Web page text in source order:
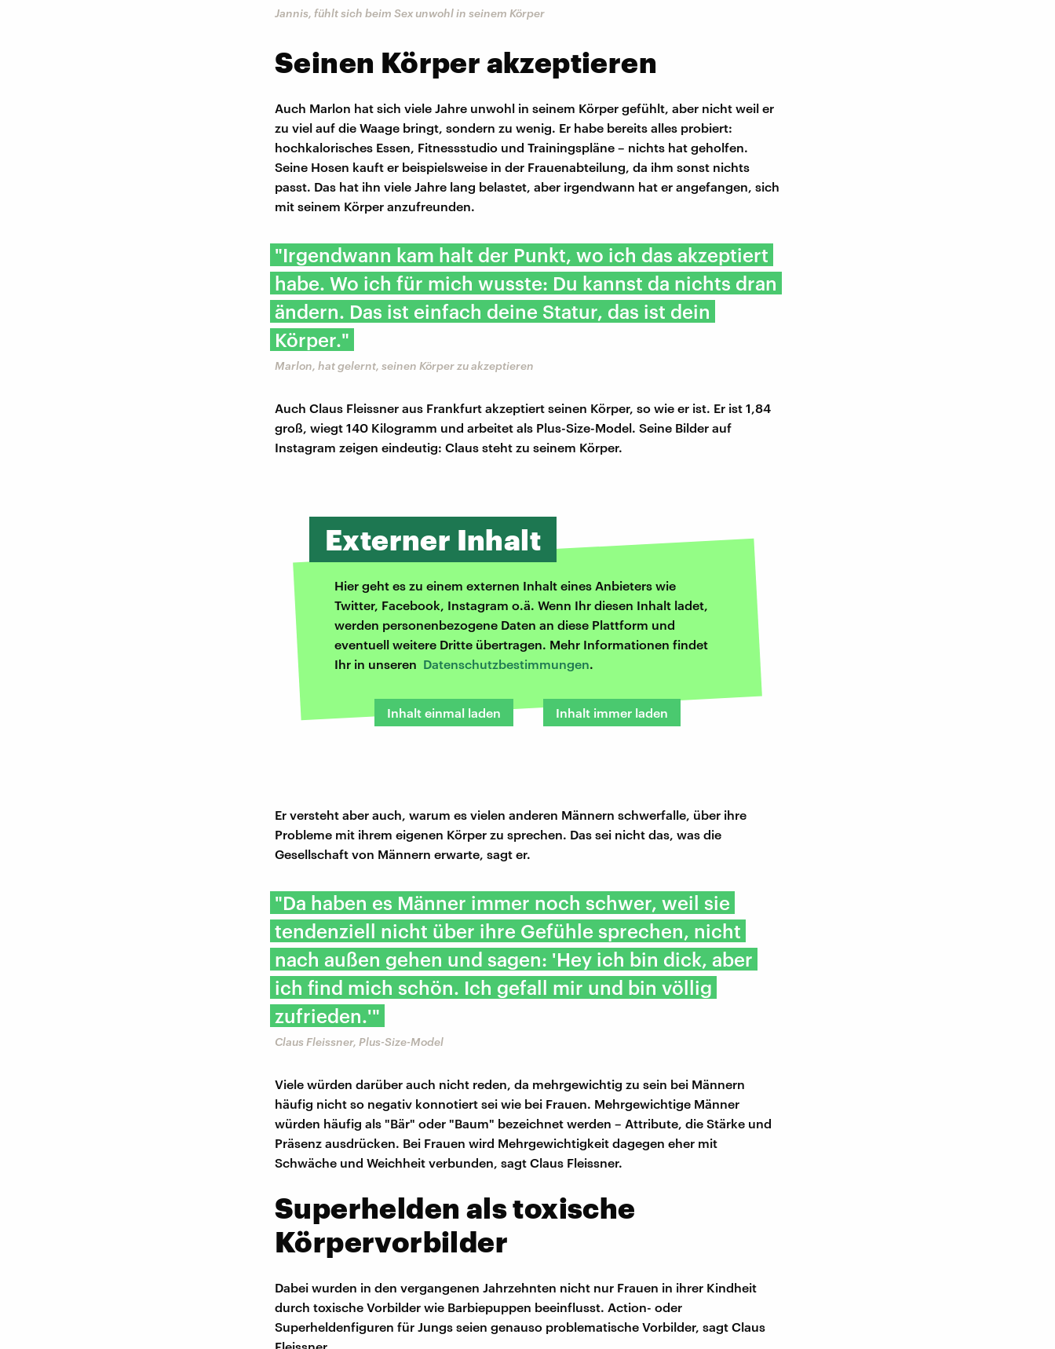
Jannis, fühlt sich beim Sex unwohl in seinem Körper
Seinen Körper akzeptieren
Auch Marlon hat sich viele Jahre unwohl in seinem Körper gefühlt, aber nicht weil er
zu viel auf die Waage bringt, sondern zu wenig. Er habe bereits alles probiert:
hochkalorisches Essen, Fitnessstudio und Trainingspläne – nichts hat geholfen.
Seine Hosen kauft er beispielsweise in der Frauenabteilung, da ihm sonst nichts
passt. Das hat ihn viele Jahre lang belastet, aber irgendwann hat er angefangen, sich
mit seinem Körper anzufreunden.
"Irgendwann kam halt der Punkt, wo ich das akzeptiert
habe. Wo ich für mich wusste: Du kannst da nichts dran
ändern. Das ist einfach deine Statur, das ist dein
Körper."
Marlon, hat gelernt, seinen Körper zu akzeptieren
Auch Claus Fleissner aus Frankfurt akzeptiert seinen Körper, so wie er ist. Er ist 1,84
groß, wiegt 140 Kilogramm und arbeitet als Plus-Size-Model. Seine Bilder auf
Instagram zeigen eindeutig: Claus steht zu seinem Körper.
Externer Inhalt
Hier geht es zu einem externen Inhalt eines Anbieters wie
Twitter, Facebook, Instagram o.ä. Wenn Ihr diesen Inhalt ladet,
werden personenbezogene Daten an diese Plattform und
eventuell weitere Dritte übertragen. Mehr Informationen findet
Ihr in unseren Datenschutzbestimmungen.
Inhalt einmal laden Inhalt immer laden
Er versteht aber auch, warum es vielen anderen Männern schwerfalle, über ihre
Probleme mit ihrem eigenen Körper zu sprechen. Das sei nicht das, was die
Gesellschaft von Männern erwarte, sagt er.
"Da haben es Männer immer noch schwer, weil sie
tendenziell nicht über ihre Gefühle sprechen, nicht
nach außen gehen und sagen: 'Hey ich bin dick, aber
ich find mich schön. Ich gefall mir und bin völlig
zufrieden.'"
Claus Fleissner, Plus-Size-Model
Viele würden darüber auch nicht reden, da mehrgewichtig zu sein bei Männern
häufig nicht so negativ konnotiert sei wie bei Frauen. Mehrgewichtige Männer
würden häufig als "Bär" oder "Baum" bezeichnet werden – Attribute, die Stärke und
Präsenz ausdrücken. Bei Frauen wird Mehrgewichtigkeit dagegen eher mit
Schwäche und Weichheit verbunden, sagt Claus Fleissner.
Superhelden als toxische
Körpervorbilder
Dabei wurden in den vergangenen Jahrzehnten nicht nur Frauen in ihrer Kindheit
durch toxische Vorbilder wie Barbiepuppen beeinflusst. Action- oder
Superheldenfiguren für Jungs seien genauso problematische Vorbilder, sagt Claus